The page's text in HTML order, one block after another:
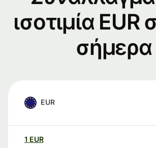
ισοτιμία EUR
σήμερα
EUR
1 EUR